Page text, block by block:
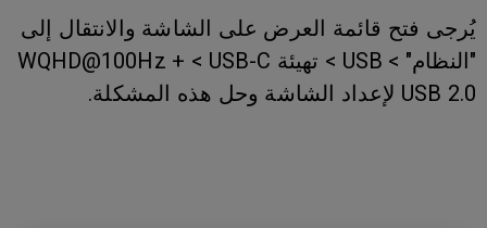
يُرجى فتح قائمة العرض على الشاشة والانتقال إلى
"النظام" > USB > تهيئة USB-C >‏ WQHD@100Hz +
USB 2.0 لإعداد الشاشة وحل هذه المشكلة.